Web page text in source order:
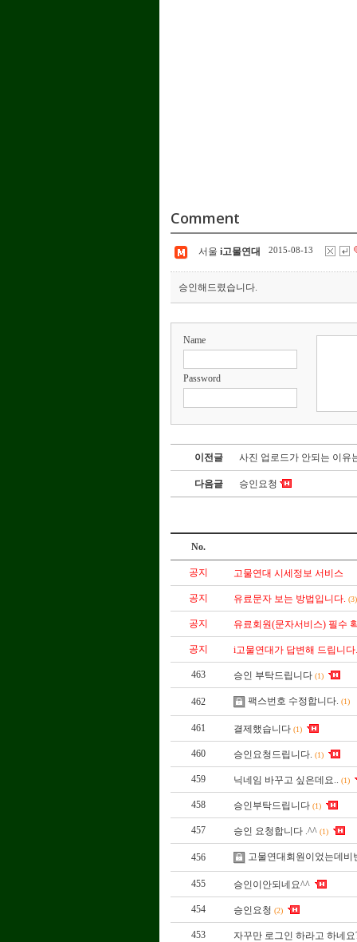
Comment
서울i고물연대 2015-08-13
승인해드렸습니다.
Name
Password
이전글 사진 업로드가 안되는 이유
다음글 승인요청
No.
공지 고물연대 시세정보 서비스
공지 유료문자 보는 방법입니다. (3)
공지 유료회원(문자서비스) 필수
공지 i고물연대가 답변해 드립니다
463 승인 부탁드립니다 (1)
462 팩스번호 수정합니다. (1)
461 결제했습니다 (1)
460 승인요청드립니다. (1)
459 닉네임 바꾸고 싶은데요.. (1)
458 승인부탁드립니다 (1)
457 승인 요청합니다 .^^ (1)
456 고물연대회원이었는데
455 승인이안되네요^^
454 승인요청 (2)
453 자꾸만 로그인 하라고 하네요